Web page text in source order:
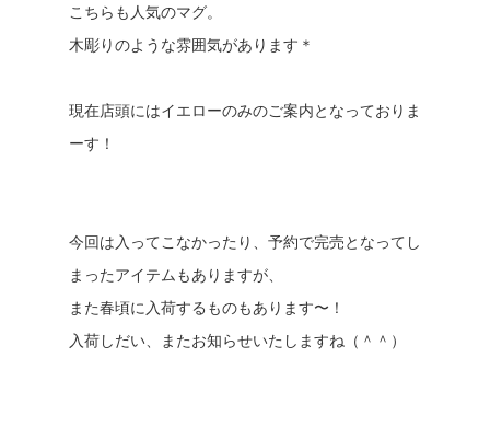
こちらも人気のマグ。
木彫りのような雰囲気があります＊
現在店頭にはイエローのみのご案内となっておりま
ーす！
今回は入ってこなかったり、予約で完売となってし
まったアイテムもありますが、
また春頃に入荷するものもあります〜！
入荷しだい、またお知らせいたしますね（＾＾）